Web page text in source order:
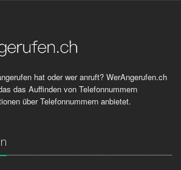
hat oder wer anruft? WerAngerufen.ch
das Auffinden von Telefonnummern
über Telefonnummern anbietet.